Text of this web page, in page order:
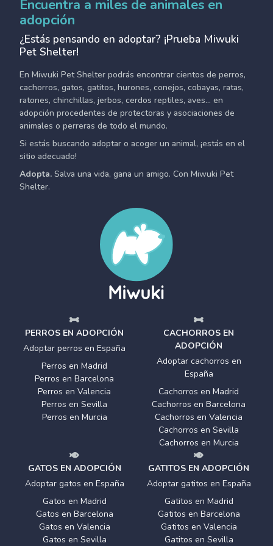
Encuentra a miles de animales en
adopción
¿Estás pensando en adoptar? ¡Prueba Miwuki
Pet Shelter!
En Miwuki Pet Shelter podrás encontrar cientos de perros,
cachorros, gatos, gatitos, hurones, conejos, cobayas, ratas,
ratones, chinchillas, jerbos, cerdos reptiles, aves... en
adopción procedentes de protectoras y asociaciones de
animales o perreras de todo el mundo.
Si estás buscando adoptar o acoger un animal, ¡estás en el
sitio adecuado!
Adopta. Salva una vida, gana un amigo. Con Miwuki Pet
Shelter.
PERROS EN ADOPCIÓN
Adoptar perros en España
Perros en Madrid
Perros en Barcelona
Perros en Valencia
Perros en Sevilla
Perros en Murcia
CACHORROS EN
ADOPCIÓN
Adoptar cachorros en
España
Cachorros en Madrid
Cachorros en Barcelona
Cachorros en Valencia
Cachorros en Sevilla
Cachorros en Murcia
GATOS EN ADOPCIÓN
Adoptar gatos en España
Gatos en Madrid
Gatos en Barcelona
Gatos en Valencia
Gatos en Sevilla
GATITOS EN ADOPCIÓN
Adoptar gatitos en España
Gatitos en Madrid
Gatitos en Barcelona
Gatitos en Valencia
Gatitos en Sevilla